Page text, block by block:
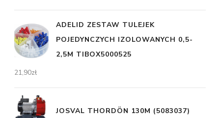
ADELID ZESTAW TULEJEK
POJEDYNCZYCH IZOLOWANYCH 0,5-
2,5M TIBOX5000525
21,90zł
JOSVAL THORDÖN 130M (5083037)